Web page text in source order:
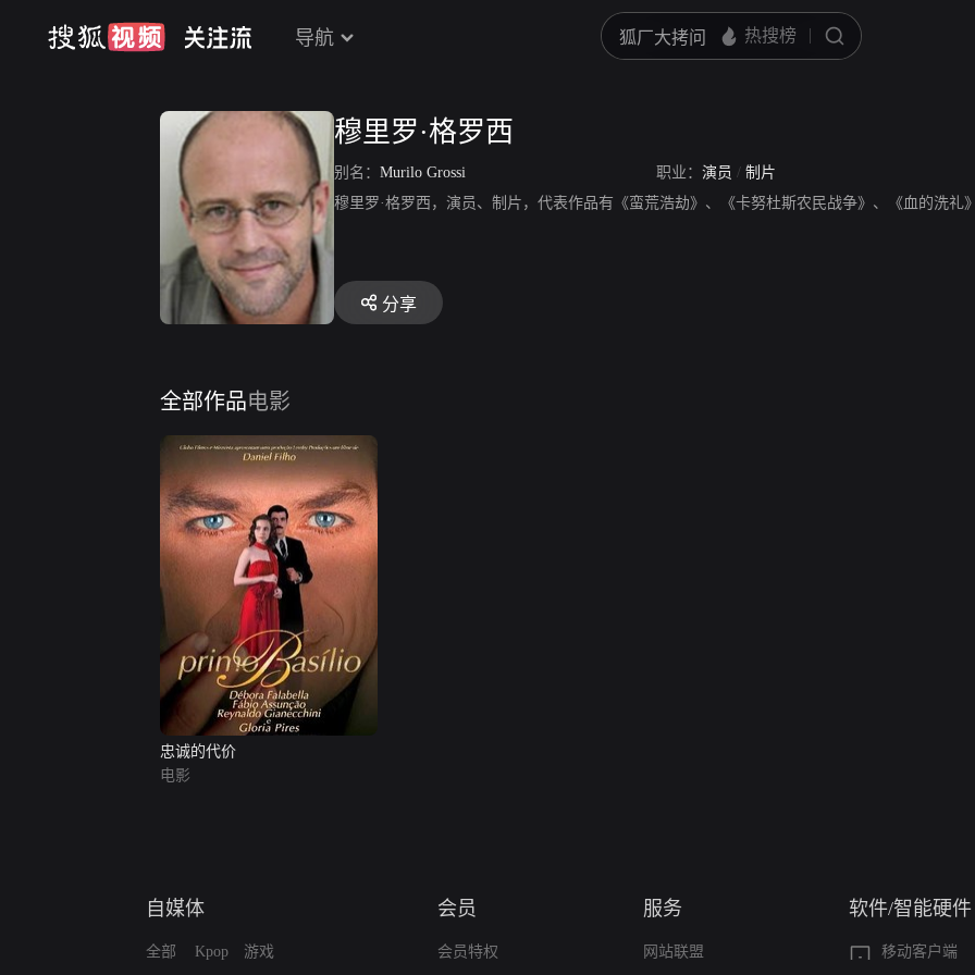
导航
穆里罗·格罗西
别名： Murilo Grossi 职业： 演员 / 制片
穆里罗·格罗西，演员、制片，代表作品有《蛮荒浩劫》、《卡努杜斯农民战争》、《血的洗礼
分享
全部作品电影
忠诚的代价
电影
自媒体
全部 Kpop 游戏
会员
会员特权
服务
网站联盟
软件/智能硬件
移动客户端